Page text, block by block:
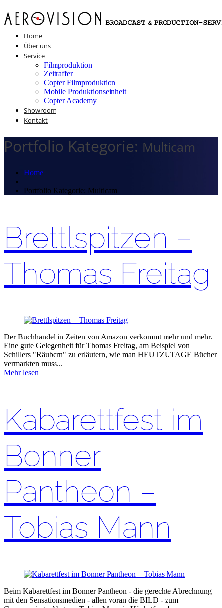
Home
Über uns
Service
Filmproduktion
Zeitraffer
Copter Filmproduktion
Mobile Produktionseinheit
Copter Academy
Showroom
Kontakt
Portfolio Kategorie: Multicam
Home
Portfolio Kategorie: Multicam
Brettlspitzen –
Thomas Freitag
Der Buchhandel in Zeiten von Amazon verkommt mehr und mehr.
Eine gute Gelegenheit für Thomas Freitag, am Beispiel von
Schillers "Räubern" zu erläutern, wie man HEUTZUTAGE Bücher
vermarkten muss...
Mehr lesen
Kabarettfest im
Bonner
Pantheon –
Tobias Mann
Beim Kabarettfest im Bonner Pantheon - die gerechte Abrechnung
mit den Sensationsmedien - allen voran die BILD - zum